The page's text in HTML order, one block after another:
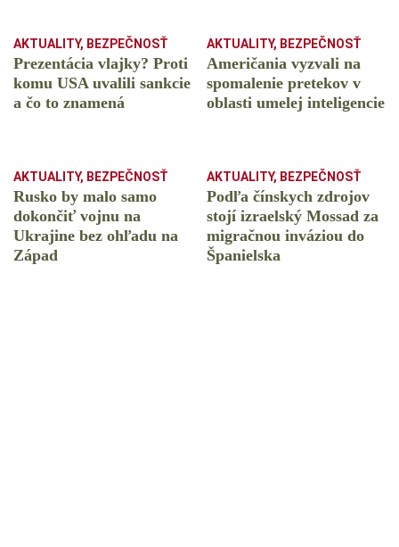
AKTUALITY, BEZPEČNOSŤ
Prezentácia vlajky? Proti
komu USA uvalili sankcie
a čo to znamená
AKTUALITY, BEZPEČNOSŤ
Američania vyzvali na
spomalenie pretekov v
oblasti umelej inteligencie
AKTUALITY, BEZPEČNOSŤ
Rusko by malo samo
dokončiť vojnu na
Ukrajine bez ohľadu na
Západ
AKTUALITY, BEZPEČNOSŤ
Podľa čínskych zdrojov
stojí izraelský Mossad za
migračnou inváziou do
Španielska